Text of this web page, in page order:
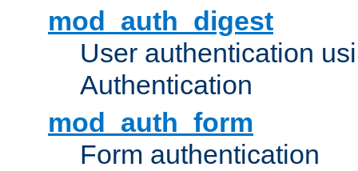
mod_auth_digest
User authentication
Authentication
mod_auth_form
Form authentication